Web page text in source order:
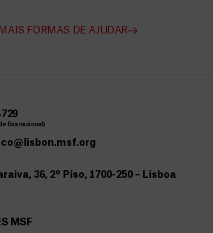
FORMAS DE AJUDAR
729
fixa nacional)
36, 2º Piso, 1700-250 – Lisboa
MSF